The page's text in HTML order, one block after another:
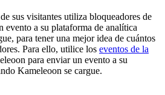
sus visitantes utiliza bloqueadores de
evento a su plataforma de analítica
para tener una mejor idea de cuántos
Para ello, utilice los eventos de la
para enviar un evento a su
Kameleoon se cargue.